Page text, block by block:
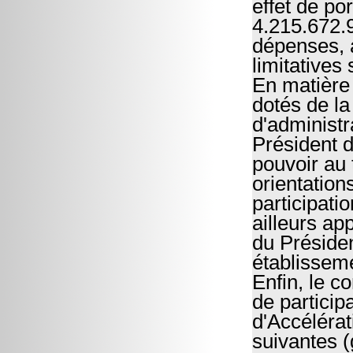
effet de
dépenses,
limitatives
En
dotés de
Président
pouvoir au
ailleurs
du
Enfin, le
de
suivantes